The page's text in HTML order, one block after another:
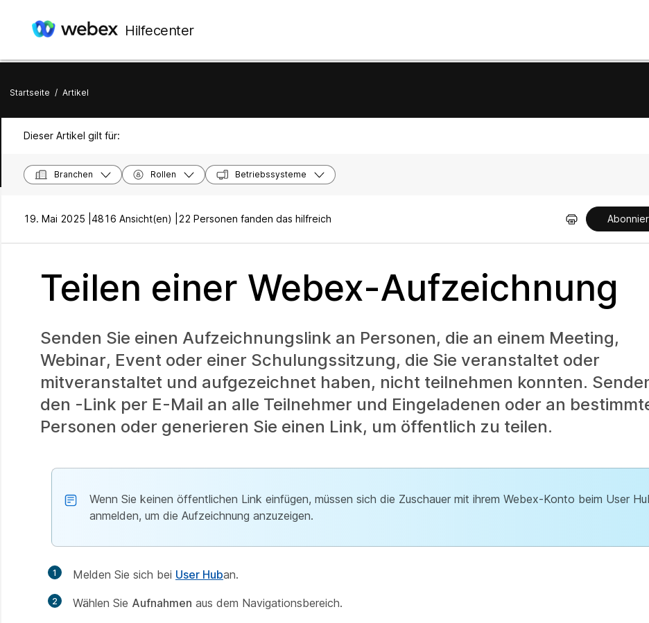
Hilfecenter
Startseite / Artikel
Dieser Artikel gilt für:
Branchen Rollen Betriebssysteme
19. Mai 2025 | 4816 Ansicht(en) | 22 Personen fanden das hilfreich
Teilen einer Webex-Aufzeichnung
Senden Sie einen Aufzeichnungslink an Personen, die an einem Meeting,
Webinar, Event oder einer Schulungssitzung, die Sie veranstaltet oder
mitveranstaltet und aufgezeichnet haben, nicht teilnehmen konnten.
den -Link per E-Mail an alle Teilnehmer und Eingeladenen oder an
Personen oder generieren Sie einen Link, um öffentlich zu teilen.
Wenn Sie keinen öffentlichen Link einfügen, müssen sich die Zuschauer mit ihrem Webex-Konto beim User
anmelden, um die Aufzeichnung anzuzeigen.
1 Melden Sie sich bei User Huban.
2 Wählen Sie Aufnahmen aus dem Navigationsbereich.